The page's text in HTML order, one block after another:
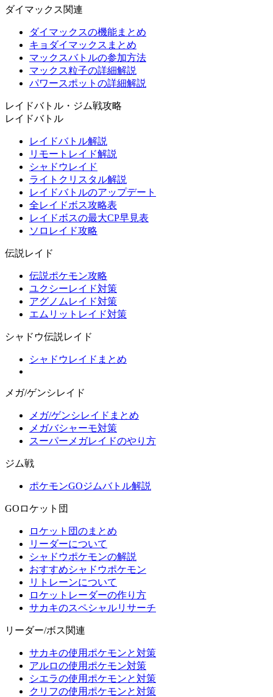
ダイマックス関連
ダイマックスの機能まとめ
キョダイマックスまとめ
マックスバトルの参加方法
マックス粒子の詳細解説
パワースポットの詳細解説
レイドバトル・ジム戦攻略
レイドバトル
レイドバトル解説
リモートレイド解説
シャドウレイド
ライトクリスタル解説
レイドバトルのアップデート
全レイドボス攻略表
レイドボスの最大CP早見表
ソロレイド攻略
伝説レイド
伝説ポケモン攻略
ユクシーレイド対策
アグノムレイド対策
エムリットレイド対策
シャドウ伝説レイド
シャドウレイドまとめ
メガ/ゲンシレイド
メガ/ゲンシレイドまとめ
メガバシャーモ対策
スーパーメガレイドのやり方
ジム戦
ポケモンGOジムバトル解説
GOロケット団
ロケット団のまとめ
リーダーについて
シャドウポケモンの解説
おすすめシャドウポケモン
リトレーンについて
ロケットレーダーの作り方
サカキのスペシャルリサーチ
リーダー/ボス関連
サカキの使用ポケモンと対策
アルロの使用ポケモン対策
シエラの使用ポケモンと対策
クリフの使用ポケモンと対策